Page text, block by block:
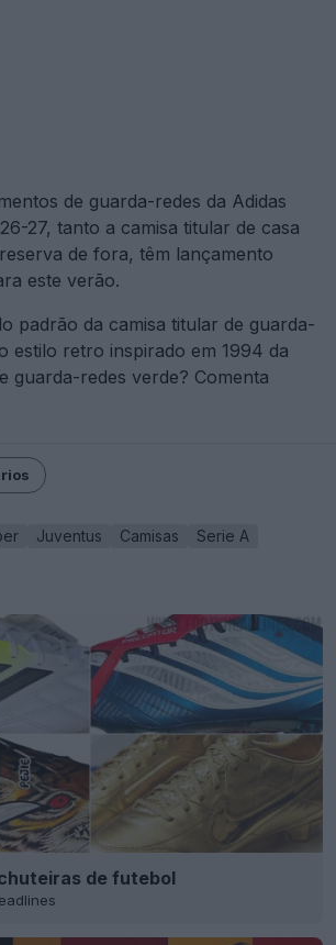
de guarda-redes da Adidas
27, tanto a camisa titular de casa
de fora, têm lançamento
este verão.
padrão da camisa titular de guarda-
estilo retro inspirado em 1994 da
guarda-redes verde? Comenta
Juventus Camisas
Serie A
de futebol